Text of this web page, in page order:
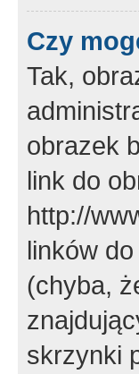
Czy
Tak,
obrazek
link do
http://
linków
(chyba,
skrzynki